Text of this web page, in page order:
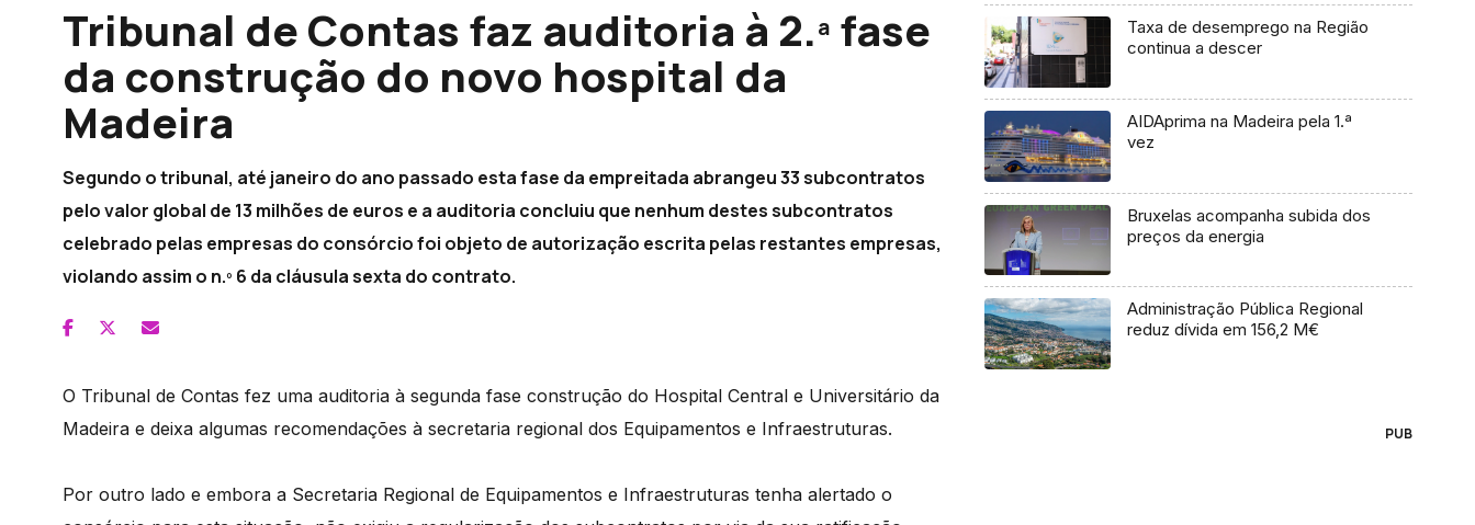
Tribunal de Contas faz auditoria à 2.ª fase
da construção do novo hospital da
Madeira
Segundo o tribunal, até janeiro do ano passado esta fase da empreitada abrangeu 33 subcontratos
pelo valor global de 13 milhões de euros e a auditoria concluiu que nenhum destes subcontratos
celebrado pelas empresas do consórcio foi objeto de autorização escrita pelas restantes empresas,
violando assim o n.º 6 da cláusula sexta do contrato.
O Tribunal de Contas fez uma auditoria à segunda fase construção do Hospital Central e Universitário da
Madeira e deixa algumas recomendações à secretaria regional dos Equipamentos e Infraestruturas.
Por outro lado e embora a Secretaria Regional de Equipamentos e Infraestruturas tenha alertado o
Taxa de desemprego na Região
continua a descer
AIDAprima na Madeira pela 1.ª
vez
Bruxelas acompanha subida dos
preços da energia
Administração Pública Regional
reduz dívida em 156,2 M€
PUB